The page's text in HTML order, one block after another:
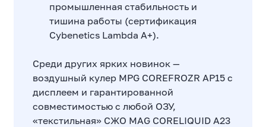
промышленная стабильность и
тишина работы (сертификация
Cybenetics Lambda A+).
Среди других ярких новинок —
воздушный кулер MPG COREFROZR AP15 с
дисплеем и гарантированной
совместимостью с любой ОЗУ,
«текстильная» СЖО MAG CORELIQUID A23